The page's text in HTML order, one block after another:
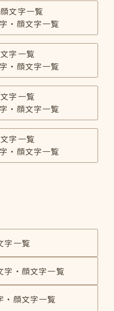
文字一覧
・顔文字一覧
字一覧
・顔文字一覧
字一覧
・顔文字一覧
字一覧
・顔文字一覧
字一覧
字・顔文字一覧
・顔文字一覧